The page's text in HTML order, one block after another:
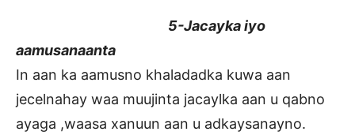
5-Jacayka iyo
aamusanaanta
In aan ka aamusno khaladadka kuwa aan
jecelnahay waa muujinta jacaylka aan u qabno
ayaga ,waasa xanuun aan u adkaysanayno.